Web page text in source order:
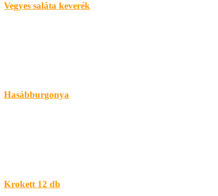
Vegyes saláta keverék
Hasábburgonya
Krokett 12 db